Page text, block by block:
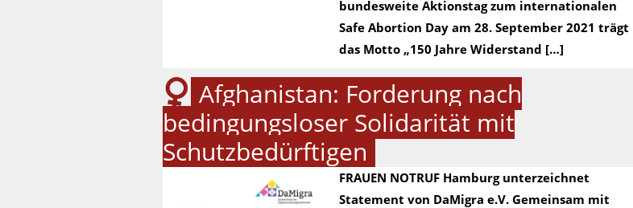
bundesweite Aktionstag zum internationalen
Safe Abortion Day am 28. September 2021 trägt
das Motto „150 Jahre Widerstand […]
Afghanistan: Forderung nach
bedingungsloser Solidarität mit
Schutzbedürftigen
FRAUEN NOTRUF Hamburg unterzeichnet
Statement von DaMigra e.V. Gemeinsam mit